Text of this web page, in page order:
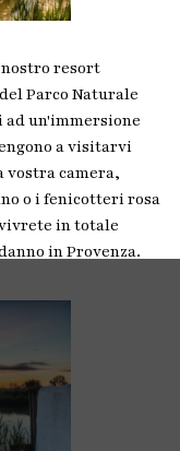
resort
Parco Naturale
ad un'immersione
a visitarvi
vostra camera,
o i fenicotteri rosa
in totale
in Provenza.